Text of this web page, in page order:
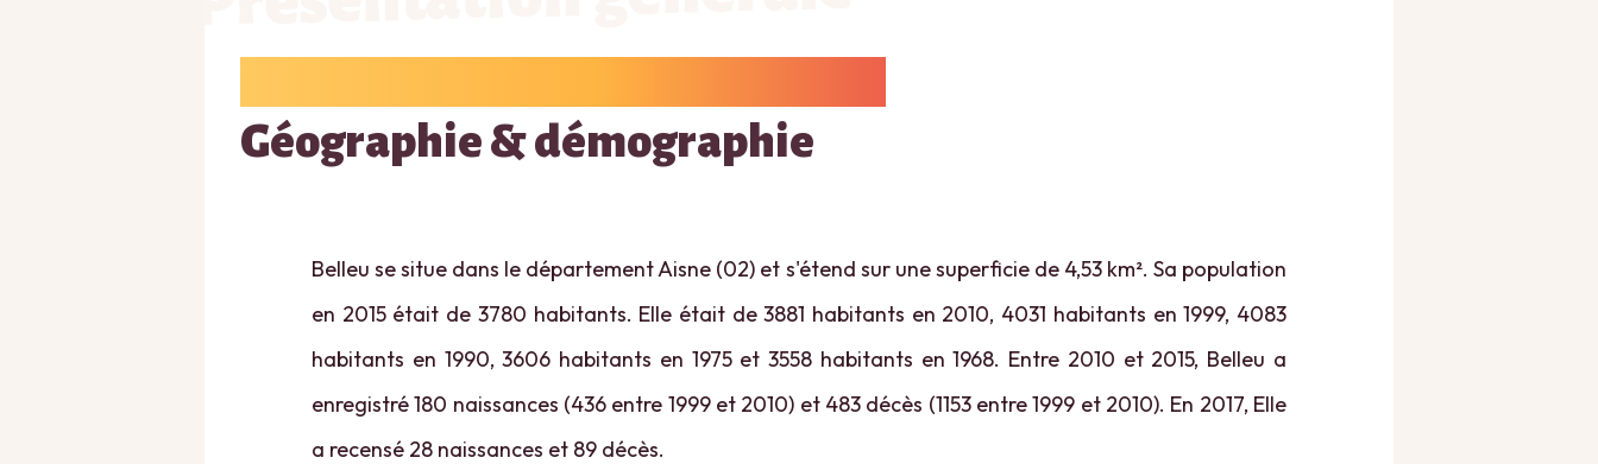
Géographie & démographie
Belleu se situe dans le département Aisne (02) et s'étend sur une superficie de 4,53 km². Sa population
en 2015 était de 3780 habitants. Elle était de 3881 habitants en 2010, 4031 habitants en 1999, 4083
habitants en 1990, 3606 habitants en 1975 et 3558 habitants en 1968. Entre 2010 et 2015, Belleu a
enregistré 180 naissances (436 entre 1999 et 2010) et 483 décès (1153 entre 1999 et 2010). En 2017, Elle
a recensé 28 naissances et 89 décès.